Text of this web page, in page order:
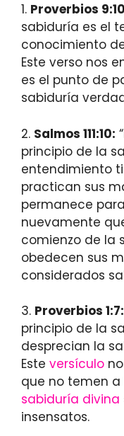
1. Proverbios
sabiduría es el
conocimiento
Este verso nos
es el punto de
sabiduría
2. Salmos 111:10:
principio de la
entendimiento
practican sus
permanece
nuevamente
comienzo de la
obedecen sus
considerados
3. Proverbios 1:7:
principio de la
desprecian la
Este versículo
que no temen a
sabiduría divina
insensatos.